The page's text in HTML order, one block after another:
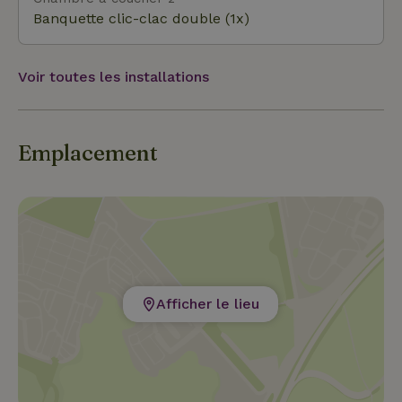
Banquette clic-clac double (1x)
Voir toutes les installations
Emplacement
Afficher le lieu